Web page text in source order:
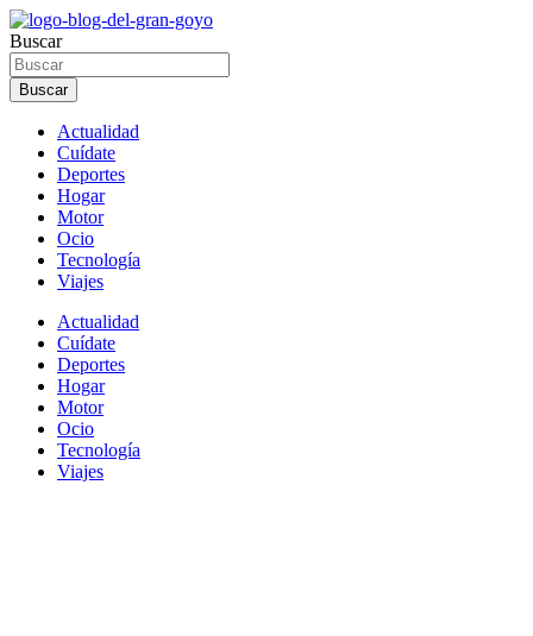
Ir
al
contenido
Buscar
Buscar
Actualidad
Cuídate
Deportes
Hogar
Motor
Ocio
Tecnología
Viajes
Actualidad
Cuídate
Deportes
Hogar
Motor
Ocio
Tecnología
Viajes